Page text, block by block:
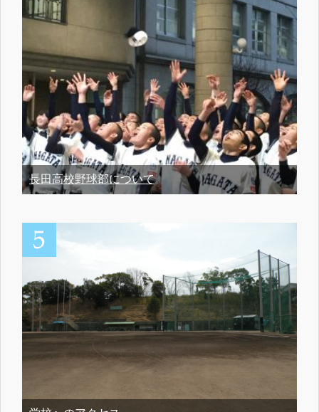
長田高校野球部について